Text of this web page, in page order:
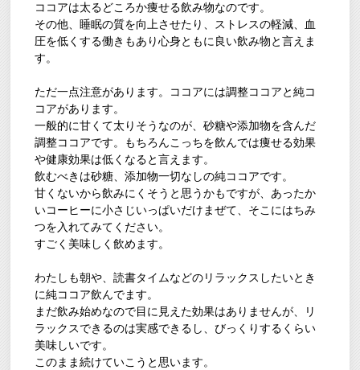
ココアは太るどころか痩せる飲み物なのです。
その他、睡眠の質を向上させたり、ストレスの軽減、血
圧を低くする働きもあり心身ともに良い飲み物と言えま
す。
ただ一点注意があります。ココアには調整ココアと純コ
コアがあります。
一般的に甘くて太りそうなのが、砂糖や添加物を含んだ
調整ココアです。もちろんこっちを飲んでは痩せる効果
や健康効果は低くなると言えます。
飲むべきは砂糖、添加物一切なしの純ココアです。
甘くないから飲みにくそうと思うかもですが、あったか
いコーヒーに小さじいっぱいだけまぜて、そこにはちみ
つを入れてみてください。
すごく美味しく飲めます。
わたしも朝や、読書タイムなどのリラックスしたいとき
に純ココア飲んでます。
まだ飲み始めなので目に見えた効果はありませんが、リ
ラックスできるのは実感できるし、びっくりするくらい
美味しいです。
このまま続けていこうと思います。